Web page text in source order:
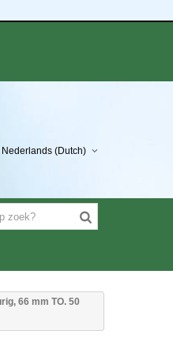
Nederlands (Dutch)
66 mm TO. 50